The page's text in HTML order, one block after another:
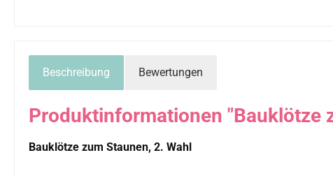
Beschreibung Bewertungen
Produktinformationen "Bauklötze
Bauklötze zum Staunen, 2. Wahl